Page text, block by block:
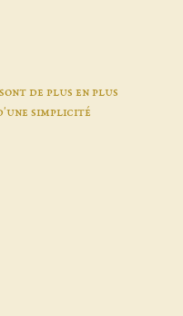
de plus en plus
simplicité